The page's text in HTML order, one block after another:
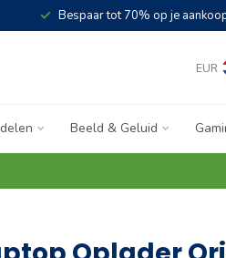
Bespaar tot 70% op je
EUR
Beeld & Geluid